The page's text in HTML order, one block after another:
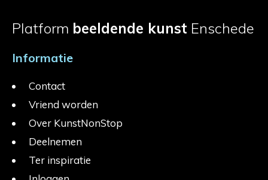
Platform beeldende kunst Enschede
Informatie
Contact
Vriend worden
Over KunstNonStop
Deelnemen
Ter inspiratie